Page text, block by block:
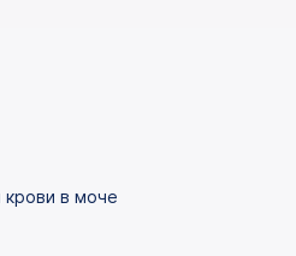
крови в моче